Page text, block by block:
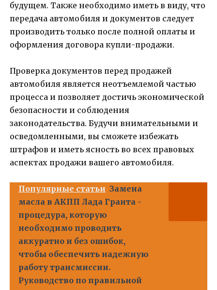
будущем. Также необходимо иметь в виду, что
передача автомобиля и документов следует
производить только после полной оплаты и
оформления договора купли-продажи.
Проверка документов перед продажей
автомобиля является неотъемлемой частью
процесса и позволяет достичь экономической
безопасности и соблюдения
законодательства. Будучи внимательными и
осведомленными, вы сможете избежать
штрафов и иметь ясность во всех правовых
аспектах продажи вашего автомобиля.
Популярные статьи Замена
масла в АКПП Лада Гранта -
процедура, которую
необходимо проводить
аккуратно и без ошибок,
чтобы обеспечить надежную
работу трансмиссии.
Руководство по правильной